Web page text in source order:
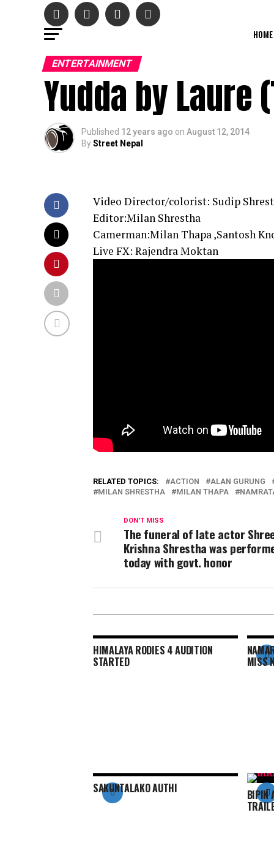
HOME
ENTERTAINMENT
Yudda by Laure
Published 12 years ago on August 12, 2014
ByStreet Nepal
Video Director/colorist: Sudip
Editor:Milan Shrestha
Camerman:Milan Thapa ,Santosh
Live FX: Rajendra Moktan
RELATED TOPICS: ACTION ALAN GURUNG
MILAN SHRESTHA
MILAN THAPA
DON'T MISS
The funeral of late actor
Krishna Shrestha was
today with govt. honor
HIMALAYA RODIES 4 AUDITION
STARTED MISS
SAKUNTALAKO AUTHI BIPIN